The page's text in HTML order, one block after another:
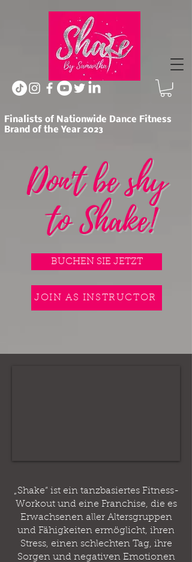
Finalists of Nationwide Dance Fitness
Brand of the Year 2023
BUCHEN SIE JETZT
JOIN AS INSTRUCTOR
„Shake“ ist ein tanzbasiertes Fitness-
Workout und eine Franchise, die es
Erwachsenen aller Altersgruppen
und Fähigkeiten ermöglicht, ihren
Stress, einen schlechten Tag, ihre
Sorgen und negativen Emotionen